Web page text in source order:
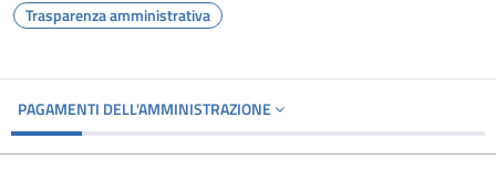
Trasparenza amministrativa
PAGAMENTI DELL'AMMINISTRAZIONE